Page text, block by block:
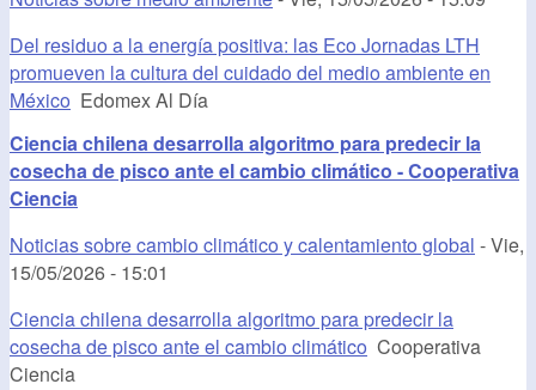
Del residuo a la energía positiva: las Eco Jornadas LTH
promueven la cultura del cuidado del medio ambiente en
México Edomex Al Día
Ciencia chilena desarrolla algoritmo para predecir la
cosecha de pisco ante el cambio climático - Cooperativa
Ciencia
Noticias sobre cambio climático y calentamiento global -Vie,
15/05/2026 - 15:01
Ciencia chilena desarrolla algoritmo para predecir la
cosecha de pisco ante el cambio climático Cooperativa
Ciencia